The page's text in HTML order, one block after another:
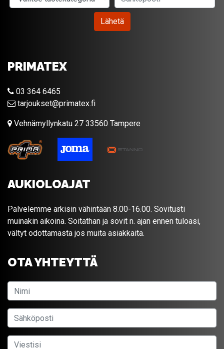
Lähetä
PRIMATEX
03 364 6465
tarjoukset@primatex.fi
Vehnämyllynkatu 27 33560 Tampere
AUKIOLOAJAT
Palvelemme arkisin vähintään 8.00-16.00. Sovitusti
muinakin aikoina. Soitathan ja sovit n. ajan ennen tuloasi,
vältyt odottamasta jos muita asiakkaita.
OTA YHTEYTTÄ